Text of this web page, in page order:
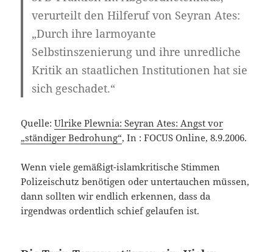
verurteilt den Hilferuf von Seyran Ates:
„Durch ihre larmoyante
Selbstinszenierung und ihre unredliche
Kritik an staatlichen Institutionen hat sie
sich geschadet.“
Quelle:Ulrike Plewnia: Seyran Ates: Angst vor
„ständiger Bedrohung“, In : FOCUS Online, 8.9.2006.
Wenn viele gemäßigt-islamkritische Stimmen
Polizeischutz benötigen oder untertauchen müssen,
dann sollten wir endlich erkennen, dass da
irgendwas ordentlich schief gelaufen ist.